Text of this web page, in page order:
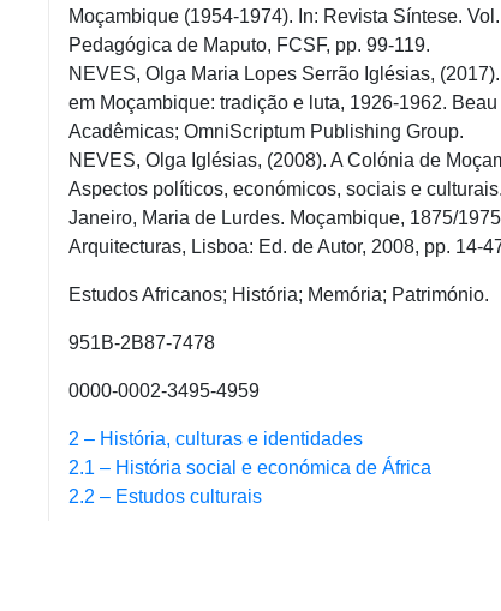
Moçambique (1954-1974). In: Revista Síntese.
Pedagógica de Maputo, FCSF, pp. 99-119.
NEVES, Olga Maria Lopes Serrão Iglésias,
em Moçambique: tradição e luta, 1926-1962.
Acadêmicas; OmniScriptum Publishing Group.
NEVES, Olga Iglésias, (2008). A Colónia de
Aspectos políticos, económicos, sociais e
Janeiro, Maria de Lurdes. Moçambique, 1875/
Arquitecturas, Lisboa: Ed. de Autor, 2008, pp. 14-
Estudos Africanos; História; Memória; Património.
951B-2B87-7478
0000-0002-3495-4959
2 – História, culturas e identidades
2.1 – História social e económica de África
2.2 – Estudos culturais